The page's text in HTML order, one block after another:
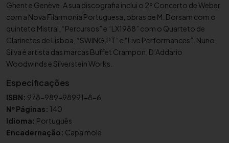
Ghent e Genève. A sua discografia inclui o 2º Concerto de Weber
com a Nova Filarmonia Portuguesa, obras de M. Dorsam com o
quinteto Mistral, “Percursos” e “LX1988” com o Quarteto de
Clarinetes de Lisboa, “SWING.PT” e “Live Performances”. Nuno
Silva é artista das marcas Buffet Crampon, D’Addario
Woodwinds e Silverstein Works.
Especificações
ISBN: 978-989-98991-8-6
Nº Páginas: 140
Idioma: Português
Encadernação: Capa mole